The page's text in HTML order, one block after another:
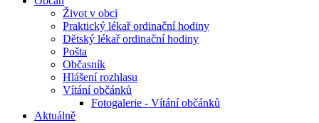
Život v obci
Praktický lékař ordinační hodiny
Dětský lékař ordinační hodiny
Pošta
Občasník
Hlášení rozhlasu
Vítání občánků
Fotogalerie - Vítání občánků
Aktuálně